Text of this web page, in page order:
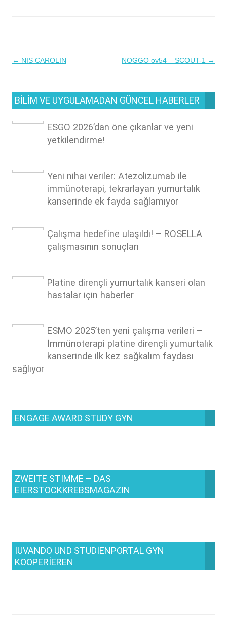
Yazı
← NIS CAROLIN NOGGO ov54 – SCOUT-1 →
BILIM VE UYGULAMADAN GÜNCEL HABERLER
ESGO 2026’dan öne çıkanlar ve yeni
yetkilendirme!
Yeni nihai veriler: Atezolizumab ile
immünoterapi, tekrarlayan yumurtalık
kanserinde ek fayda sağlamıyor
Çalışma hedefine ulaşıldı! – ROSELLA
çalışmasının sonuçları
Platine dirençli yumurtalık kanseri olan
hastalar için haberler
ESMO 2025’ten yeni çalışma verileri –
İmmünoterapi platine dirençli yumurtalık
kanserinde ilk kez sağkalım faydası
sağlıyor
ENGAGE AWARD STUDY GYN
ZWEITE STIMME – DAS
EIERSTOCKKREBSMAGAZIN
IUVANDO UND STUDIENPORTAL GYN
KOOPERIEREN